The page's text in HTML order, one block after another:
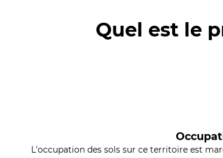
Quel est le
L'occupation des sols sur ce territoire est